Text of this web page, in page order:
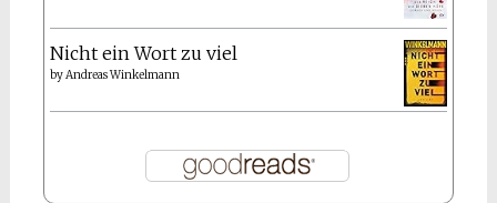
Nicht ein Wort zu viel
byAndreas Winkelmann